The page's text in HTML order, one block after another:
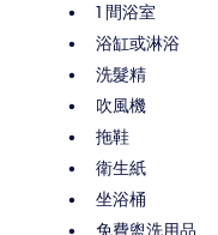
1 間浴室
浴缸或淋浴
洗髮精
吹風機
拖鞋
衛生紙
坐浴桶
免費盥洗用品